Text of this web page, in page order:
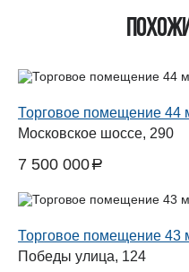
Торговое помещение 44
Московское шоссе, 290
7 500 000a
Торговое помещение 43
Победы улица, 124